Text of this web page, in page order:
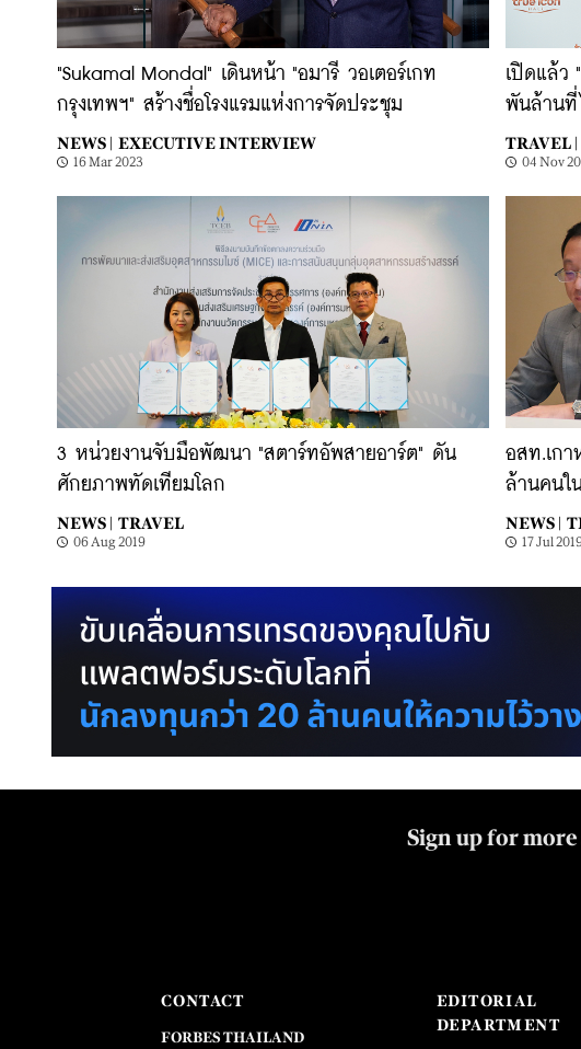
"Sukamal Mondal" เดินหน้า "อมารี วอเตอร์เกท
กรุงเทพฯ" สร้างชื่อโรงแรมแห่งการจัดประชุม
NEWS | EXECUTIVE INTERVIEW
16 Mar 2023
เปิดแล้ว
พันล้านที่
TRAVEL |
04 Nov
3 หน่วยงานจับมือพัฒนา "สตาร์ทอัพสายอาร์ต" ดัน
ศักยภาพทัดเทียมโลก
NEWS | TRAVEL
06 Aug 2019
อสท.เกา
ล้านคนใ
NEWS |
17 Jul
Sign up for
CONTACT
FORBES THAILAND
EDITORIAL
DEPARTMENT